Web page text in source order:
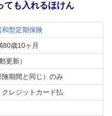
ても入れるほけん
和型定期保険
80歳10ヶ月
更新）
期間と同じ）のみ
クレジットカード払